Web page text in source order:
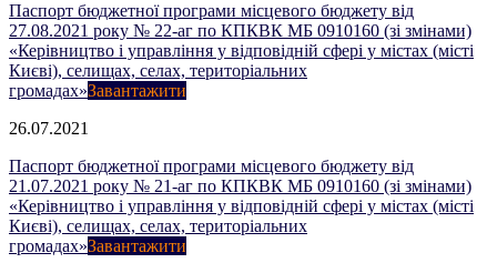
Паспорт бюджетної програми місцевого бюджету від
27.08.2021 року № 22-аг по КПКВК МБ 0910160 (зі змінами)
«Керівництво і управління у відповідній сфері у містах (місті
Києві), селищах, селах, територіальних
громадах»Завантажити
26.07.2021
Паспорт бюджетної програми місцевого бюджету від
21.07.2021 року № 21-аг по КПКВК МБ 0910160 (зі змінами)
«Керівництво і управління у відповідній сфері у містах (місті
Києві), селищах, селах, територіальних
громадах»Завантажити